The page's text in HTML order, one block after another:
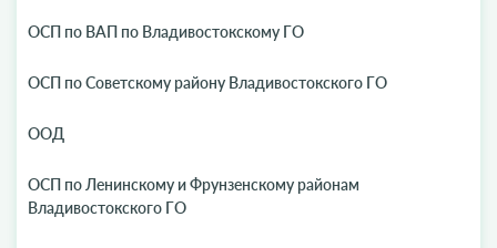
ОСП по ВАП по Владивостокскому ГО
ОСП по Советскому району Владивостокского ГО
ООД
ОСП по Ленинскому и Фрунзенскому районам
Владивостокского ГО